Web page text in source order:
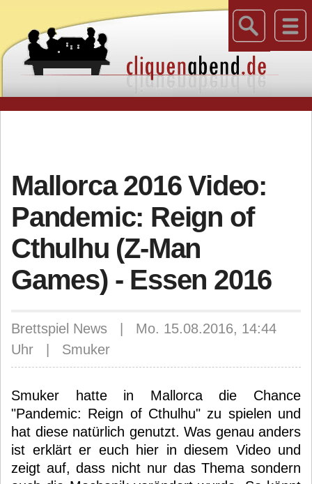
Mallorca 2016 Video:
Pandemic: Reign of
Cthulhu (Z-Man
Games) - Essen 2016
Brettspiel News | Mo. 15.08.2016, 14:44
Uhr | Smuker
Smuker hatte in Mallorca die Chance
"Pandemic: Reign of Cthulhu" zu spielen und
hat diese natürlich genutzt. Was genau anders
ist erklärt er euch hier in diesem Video und
zeigt auf, dass nicht nur das Thema sondern